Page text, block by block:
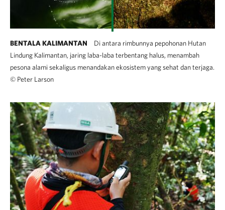
BENTALA KALIMANTAN
Di antara rimbunnya pepohonan Hutan
Lindung Kalimantan, jaring laba-laba terbentang halus, menambah
pesona alami sekaligus menandakan ekosistem yang sehat dan terjaga.
© Peter Larson